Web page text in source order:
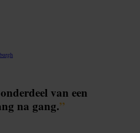
van een
na gang.”